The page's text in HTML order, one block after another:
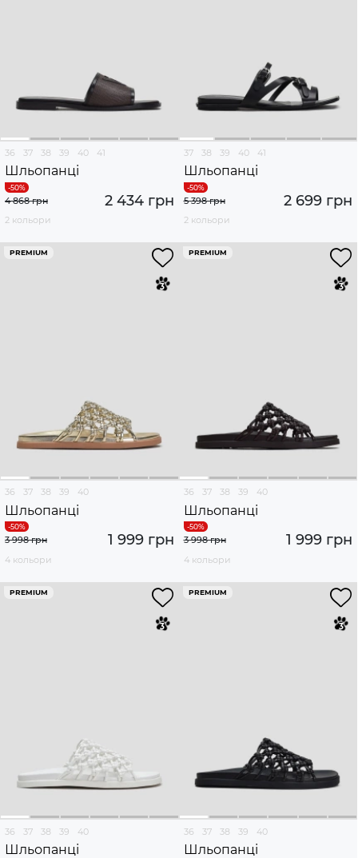
36 37 38 39 40 41
Шльопанці
2 434 грн
4 868 грн
2 кольори
37 38 39 40 41
Шльопанці
2 699 грн
5 398 грн
2 кольори
PREMIUM
36 37 38 39 40
Шльопанці
1 999 грн
3 998 грн
4 кольори
PREMIUM
36 37 38 39 40
Шльопанці
1 999 грн
3 998 грн
4 кольори
PREMIUM
36 37 38 39 40
Шльопанці
PREMIUM
36 37 38 39 40
Шльопанці